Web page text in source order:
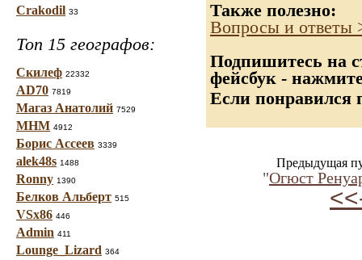
Crakodil 33
Топ 15 географов:
Скилеф 22332
AD70 7819
Магаз Анатолий 7529
МНМ 4912
Борис Ассеев 3339
alek48s 1488
Ronny 1390
Белков Альберт 515
VSx86 446
Admin 411
Lounge_Lizard 364
Также полезно:
Вопросы и ответы
Подпишитесь на
фейсбук -
Если понравился
Предыдущая
"Огюст